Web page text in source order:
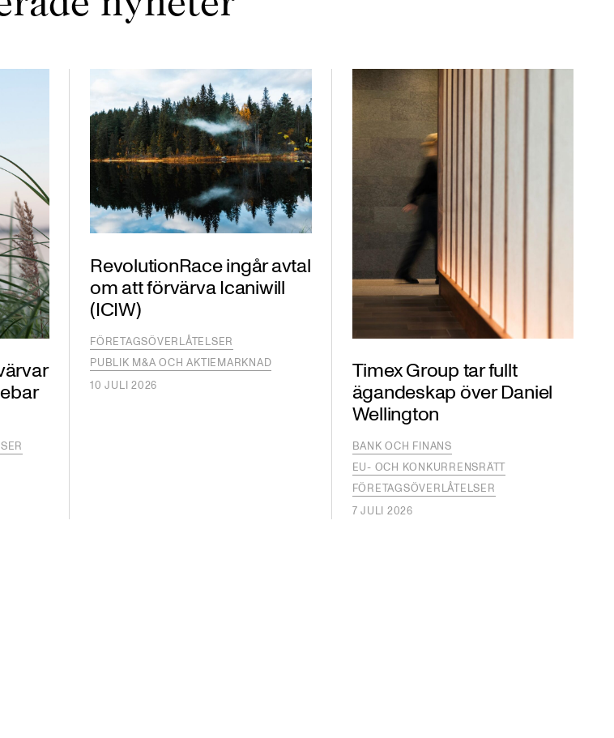
RevolutionRace ingår avtal
om att förvärva Icaniwill
(ICIW)
FÖRETAGSÖVERLÅTELSER
PUBLIK M&A OCH AKTIEMARKNAD
10 JULI 2026
Timex Group tar fullt
ägandeskap över Daniel
Wellington
BANK OCH FINANS
EU- OCH KONKURRENSRÄTT
FÖRETAGSÖVERLÅTELSER
7 JULI 2026